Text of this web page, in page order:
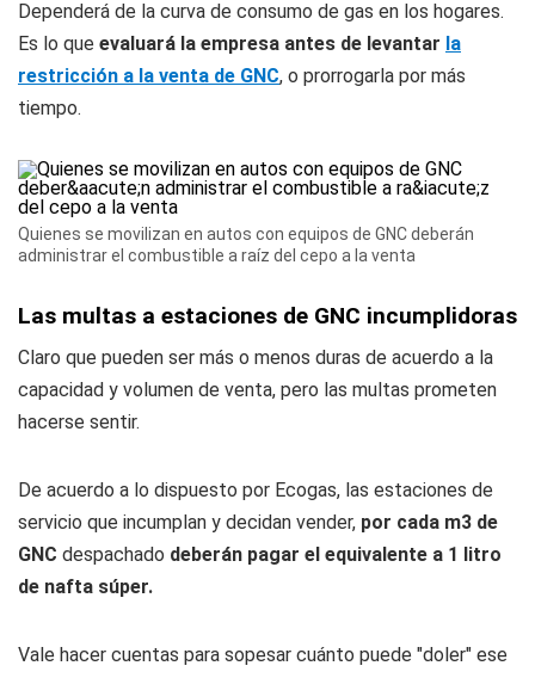
Dependerá de la curva de consumo de gas en los hogares.
Es lo que evaluará la empresa antes de levantar la
restricción a la venta de GNC, o prorrogarla por más
tiempo.
Quienes se movilizan en autos con equipos de GNC deberán
administrar el combustible a raíz del cepo a la venta
Las multas a estaciones de GNC incumplidoras
Claro que pueden ser más o menos duras de acuerdo a la
capacidad y volumen de venta, pero las multas prometen
hacerse sentir.
De acuerdo a lo dispuesto por Ecogas, las estaciones de
servicio que incumplan y decidan vender, por cada m3 de
GNC despachado deberán pagar el equivalente a 1 litro
de nafta súper.
Vale hacer cuentas para sopesar cuánto puede "doler" ese